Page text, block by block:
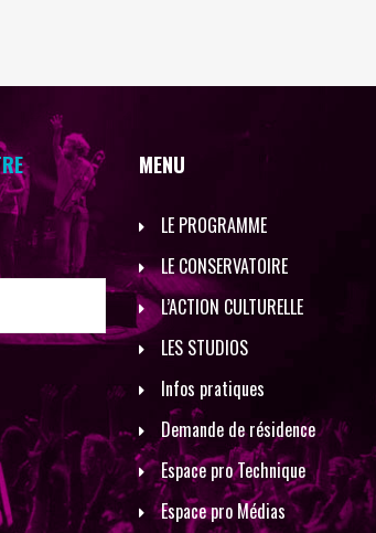
MENU
LE PROGRAMME
LE CONSERVATOIRE
L’ACTION CULTURELLE
LES STUDIOS
Infos pratiques
Demande de résidence
Espace pro Technique
Espace pro Médias